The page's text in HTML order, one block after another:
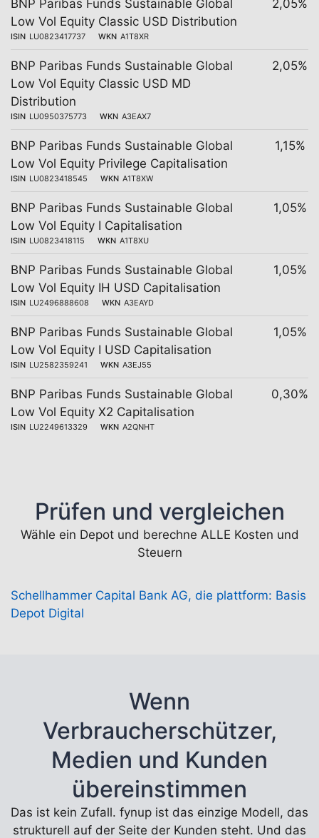
BNP Paribas Funds Sustainable Global
Low Vol Equity Classic USD Distribution
ISIN LU0823417737 WKN A1T8XR
2,05%
BNP Paribas Funds Sustainable Global
Low Vol Equity Classic USD MD
Distribution
ISIN LU0950375773 WKN A3EAX7
2,05%
BNP Paribas Funds Sustainable Global
Low Vol Equity Privilege Capitalisation
ISIN LU0823418545 WKN A1T8XW
1,15%
BNP Paribas Funds Sustainable Global
Low Vol Equity I Capitalisation
ISIN LU0823418115 WKN A1T8XU
1,05%
BNP Paribas Funds Sustainable Global
Low Vol Equity IH USD Capitalisation
ISIN LU2496888608 WKN A3EAYD
1,05%
BNP Paribas Funds Sustainable Global
Low Vol Equity I USD Capitalisation
ISIN LU2582359241 WKN A3EJ55
1,05%
BNP Paribas Funds Sustainable Global
Low Vol Equity X2 Capitalisation
ISIN LU2249613329 WKN A2QNHT
0,30%
Prüfen und vergleichen
Wähle ein Depot und berechne ALLE Kosten und
Steuern
Schellhammer Capital Bank AG, die plattform: Basis
Depot Digital
Wenn
Verbraucherschützer,
Medien und Kunden
übereinstimmen
Das ist kein Zufall. fynup ist das einzige Modell, das
strukturell auf der Seite der Kunden steht. Und das